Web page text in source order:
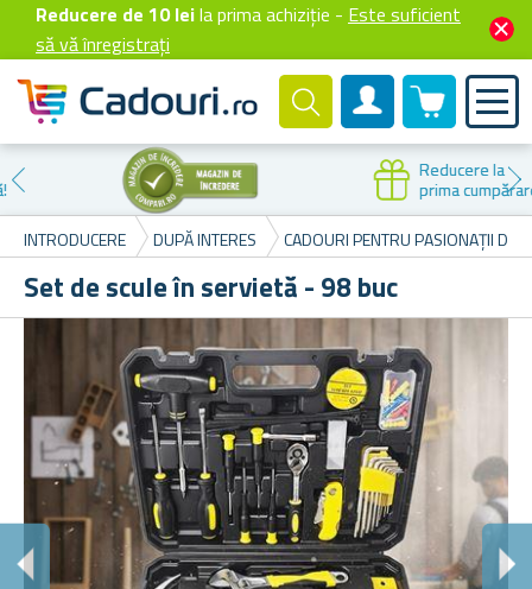
Reducere de 10 leila prima achiziție - Este suficient
să vă înregistrați
Cont client
0 produselor
Reducere la
prima cumpărare
INTRODUCERE DUPĂ INTERES CADOURI PENTRU PASIONAȚII DE
Set de scule în servietă - 98 buc